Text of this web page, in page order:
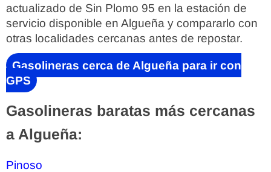
actualizado de Sin Plomo 95 en la estación de
servicio disponible en Algueña y compararlo con
otras localidades cercanas antes de repostar.
Gasolineras cerca de Algueña para ir con
GPS
Gasolineras baratas más cercanas
a Algueña:
Pinoso